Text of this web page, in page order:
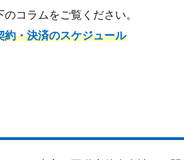
コラムをご覧ください。
約・決済のスケジュール